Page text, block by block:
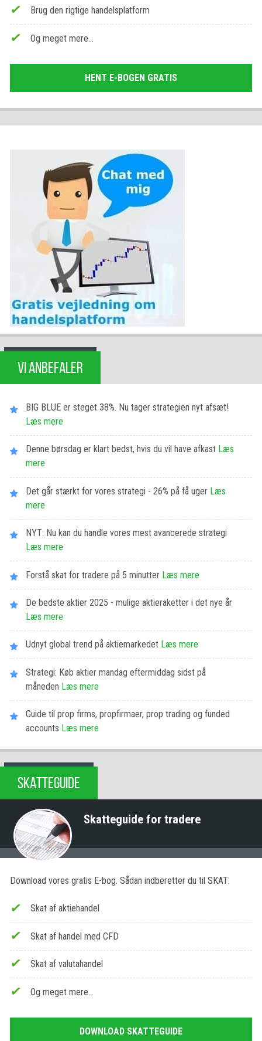
Brug den rigtige handelsplatform
Og meget mere…
HENT E-BOGEN GRATIS
VI ANBEFALER
BIG BLUE er steget 38%. Nu tager strategien nyt afsæt!
Læs mere
Denne børsdag er klart bedst, hvis du vil have afkast Læs
mere
Det går stærkt for vores strategi - 26% på få uger Læs
mere
NYT: Nu kan du handle vores mest avancerede strategi
Læs mere
Forstå skat for tradere på 5 minutter Læs mere
De bedste aktier 2025 - mulige aktieraketter i det nye år
Læs mere
Udnyt global trend på aktiemarkedet Læs mere
Strategi: Køb aktier mandag eftermiddag sidst på
måneden Læs mere
Guide til prop firms, propfirmaer, prop trading og funded
accounts Læs mere
SKATTEGUIDE
Skatteguide for tradere
Download vores gratis E-bog. Sådan indberetter du til SKAT:
Skat af aktiehandel
Skat af handel med CFD
Skat af valutahandel
Og meget mere…
DOWNLOAD SKATTEGUIDE